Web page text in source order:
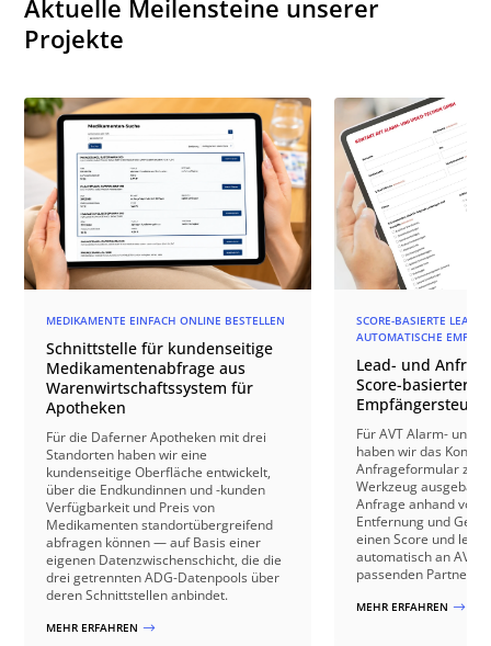
Aktuelle Meilensteine unserer
Projekte
MEDIKAMENTE EINFACH ONLINE BESTELLEN
Schnittstelle für kundenseitige
Medikamentenabfrage aus
Warenwirtschaftssystem für
Apotheken
Für die Daferner Apotheken mit drei
Standorten haben wir eine
kundenseitige Oberfläche entwickelt,
über die Endkundinnen und -kunden
Verfügbarkeit und Preis von
Medikamenten standortübergreifend
abfragen können — auf Basis einer
eigenen Datenzwischenschicht, die die
drei getrennten ADG-Datenpools über
deren Schnittstellen anbindet.
MEHR ERFAHREN $
SCORE-BASIERTE LEAD-
AUTOMATISCHE
Lead- und
Score-basierter
Für AVT Alarm- und
haben wir das
Anfrageformular zu
Werkzeug
Anfrage anhand von
Entfernung und
einen Score und
automatisch an AVT
passenden
MEHR ERFAHREN $